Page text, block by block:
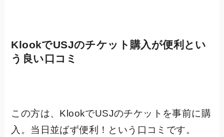
KlookでUSJのチケット購入が便利とい
う良い口コミ
この方は、KlookでUSJのチケットを事前に購
入。当日並ばず便利！という口コミです。